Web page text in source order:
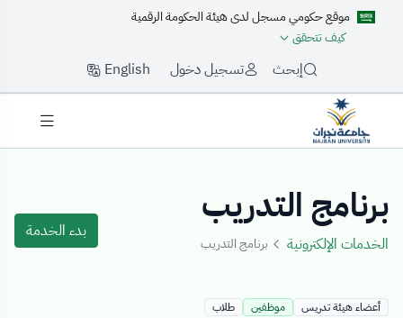
موقع حكومي مسجل لدى هيئة الحكومة الرقمية
كيف تتحقق
إبحث تسجيل دخول English
Template
برنامج التدريب
الخدمات الإلكترونية برنامج التدريب
بدء الخدمة
أعضاء هيئة تدريس موظفين طلاب